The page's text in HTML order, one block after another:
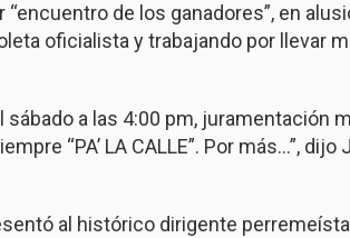
de los ganadores”, en
oficialista y trabajando por llevar
sábado a las 4:00 pm, juramentación
“PA’ LA CALLE”. Por más…”,
al histórico dirigente